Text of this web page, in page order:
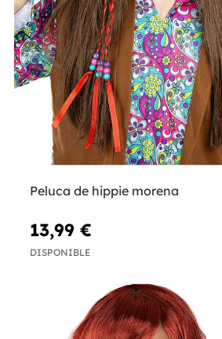
Peluca de hippie morena
13,99 €
DISPONIBLE